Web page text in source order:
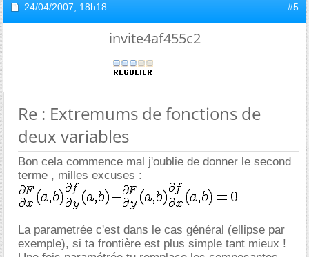
24/04/2007, 18h18 #5
invite4af455c2
Re : Extremums de fonctions de
deux variables
Bon cela commence mal j'oublie de donner le second
terme , milles excuses :
La parametrée c'est dans le cas général (ellipse par
exemple), si ta frontière est plus simple tant mieux !